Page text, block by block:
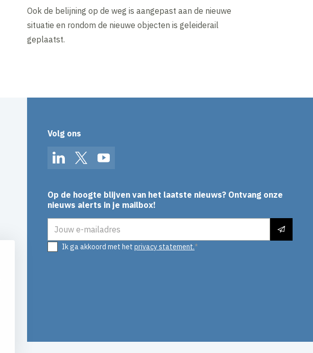
Ook de belijning op de weg is aangepast aan de nieuwe
situatie en rondom de nieuwe objecten is geleiderail
geplaatst.
Volg ons
LinkedInTwitterYouTube
Op de hoogte blijven van het laatste nieuws? Ontvang onze
nieuws alerts in je mailbox!
Ik ga akkoord met het privacy statement.